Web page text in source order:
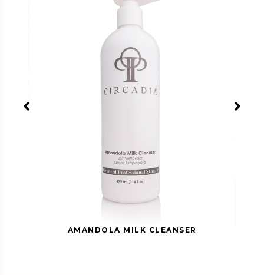
Pentyleenglycol, Ammonium Acryloyl
Crosspolymeer, Cetearyl Alcohol, Prunus Amygdalus
Dulcis (Zoete Amandel) Olie, Prunus Amygdalus
Dulcis (Zoete Amandel) FruitExtract, Vanille
Planifolia Fruit Extract , Glyceryldistearaat, Avena
Sativa (Haver) Kernelproteïne, Melkzuur,
Amandelzuur, Panthenol, Glycerylstearaat,
Natriumlevulinaat, Natriumfytaat, Tocoferol,
Glycerylcaprylaat, levulinezuur, kaliumsorbaat, 1,2-
hexaandiol, caprylylglycol, tetranatrium-EDTA,
natriumhydroxide, kaneelzuur
CLEANSER